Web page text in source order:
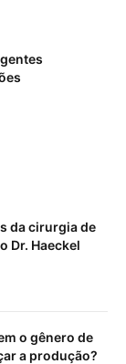
da cirurgia de
Dr. Haeckel
o gênero de
a produção?